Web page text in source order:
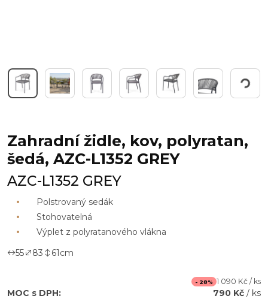
Pracuji...
Zahradní židle, kov, polyratan,
šedá, AZC-L1352 GREY
AZC-L1352 GREY
Polstrovaný sedák
Stohovatelná
Výplet z polyratanového vlákna
55
83 61cm
- 28% 1 090 Kč / ks
MOC s DPH: 790 Kč / ks